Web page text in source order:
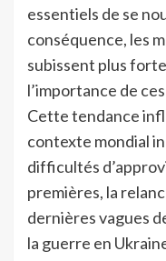
essentiels de se
conséquence, les
subissent plus
l’importance de
Cette tendance
contexte mondial
difficultés
premières, la
dernières vagues
la guerre en